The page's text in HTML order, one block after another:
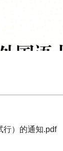
行）的通知.pdf